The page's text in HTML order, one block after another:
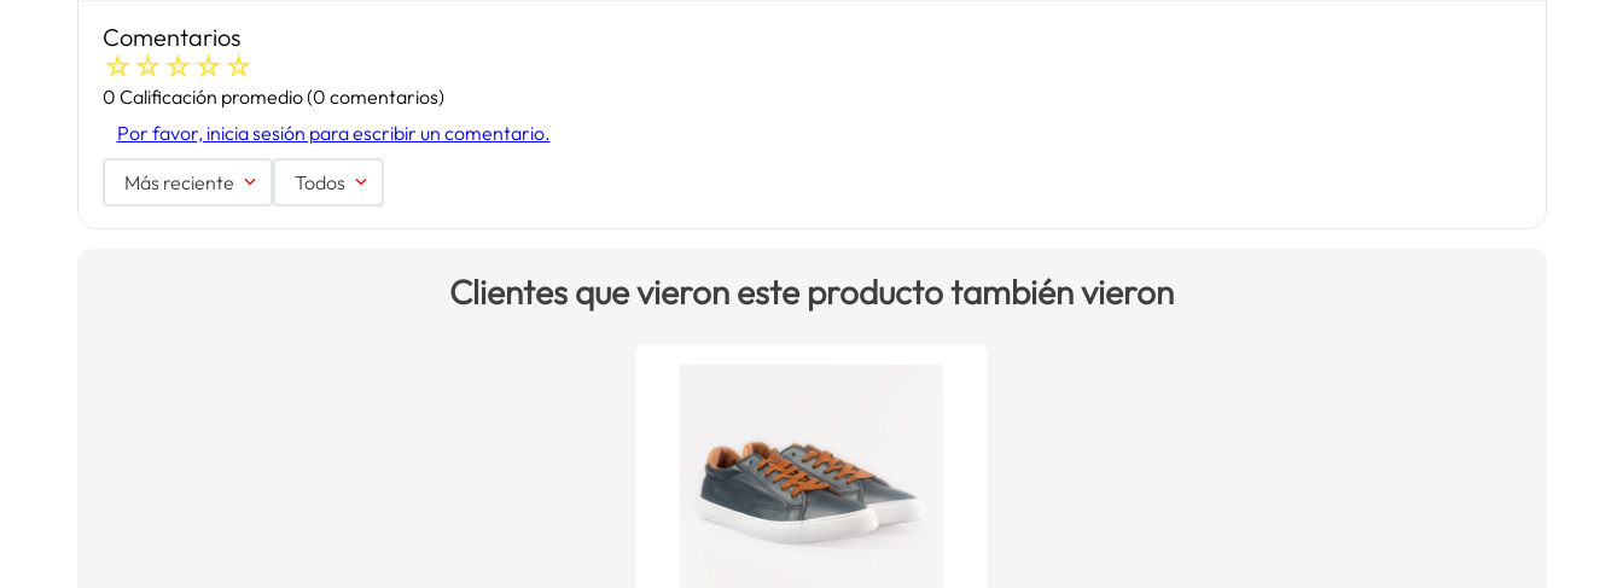
Comentarios
☆☆☆☆☆
0 Calificación promedio(0 comentarios)
Por favor, inicia sesión para escribir un comentario.
Más reciente Todos
Clientes que vieron este producto también vieron